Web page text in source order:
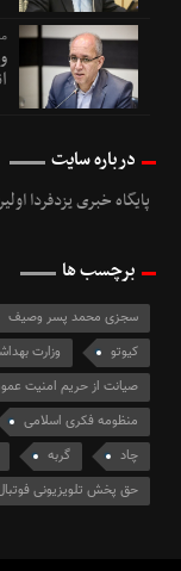
درباره سایت
پایگاه خبری یزدفردا
برچسب ها
سجزی محمد پسر وصیف
کیوتو
وزارت
صيانت از حريم امنيت
منظومه فکری اسلامی
چاد
گربه
حق پخش تلویزیونی